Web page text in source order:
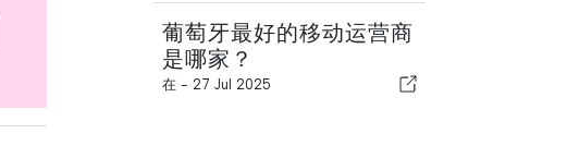
葡萄牙最好的移动运营商
是哪家？
在 - 27 Jul 2025